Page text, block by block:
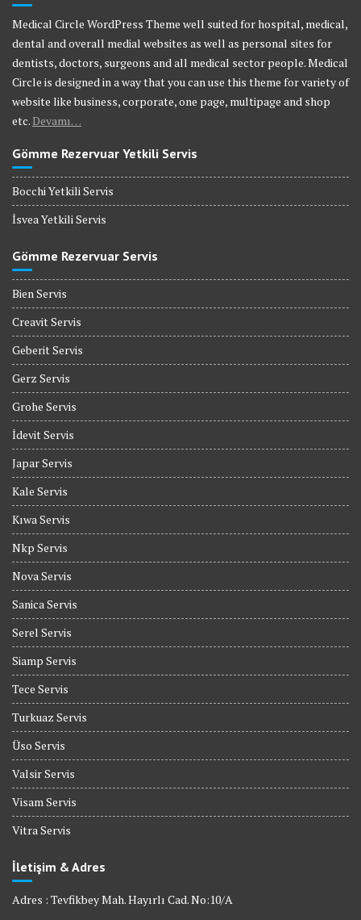
Medical Circle WordPress Theme well suited for hospital, medical,
dental and overall medial websites as well as personal sites for
dentists, doctors, surgeons and all medical sector people. Medical
Circle is designed in a way that you can use this theme for variety of
website like business, corporate, one page, multipage and shop
etc. Devamı…
Gömme Rezervuar Yetkili Servis
Bocchi Yetkili Servis
İsvea Yetkili Servis
Gömme Rezervuar Servis
Bien Servis
Creavit Servis
Geberit Servis
Gerz Servis
Grohe Servis
İdevit Servis
Japar Servis
Kale Servis
Kıwa Servis
Nkp Servis
Nova Servis
Sanica Servis
Serel Servis
Siamp Servis
Tece Servis
Turkuaz Servis
Üso Servis
Valsir Servis
Visam Servis
Vitra Servis
İletişim & Adres
Adres : Tevfikbey Mah. Hayırlı Cad. No:10/A